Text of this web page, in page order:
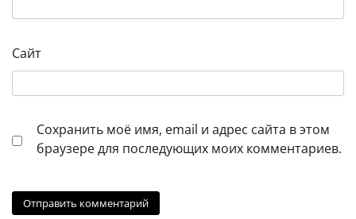
Сайт
Сохранить моё имя, email и адрес сайта в этом
браузере для последующих моих комментариев.